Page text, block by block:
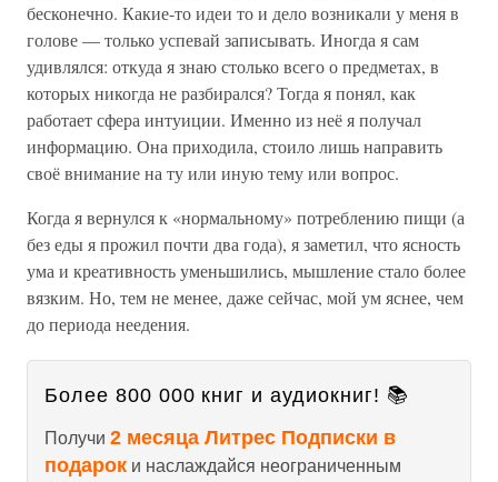
бесконечно. Какие-то идеи то и дело возникали у меня в
голове — только успевай записывать. Иногда я сам
удивлялся: откуда я знаю столько всего о предметах, в
которых никогда не разбирался? Тогда я понял, как
работает сфера интуиции. Именно из неё я получал
информацию. Она приходила, стоило лишь направить
своё внимание на ту или иную тему или вопрос.
Когда я вернулся к «нормальному» потреблению пищи (а
без еды я прожил почти два года), я заметил, что ясность
ума и креативность уменьшились, мышление стало более
вязким. Но, тем не менее, даже сейчас, мой ум яснее, чем
до периода неедения.
Более 800 000 книг и аудиокниг! 📚
Получи 2 месяца Литрес Подписки в
подарок и наслаждайся неограниченным